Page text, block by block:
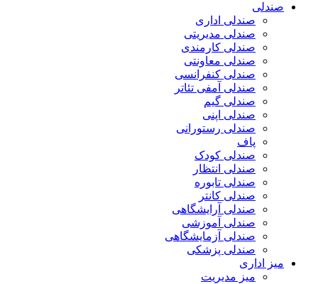
صندلی
صندلی اداری
صندلی مدیریتی
صندلی کارمندی
صندلی معاونتی
صندلی کنفرانسی
صندلی آمفی تئاتر
صندلی گیم
صندلی اپنی
صندلی رستورانی
پاف
صندلی کودک
صندلی انتظار
صندلی تابوره
صندلی کانتر
صندلی آرایشگاهی
صندلی آموزشی
صندلی آزمایشگاهی
صندلی پزشکی
میز اداری
میز مدیریت